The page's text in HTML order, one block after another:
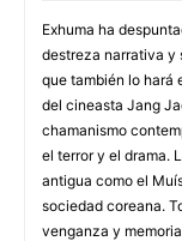
Exhuma ha
destreza narrativa y
que también lo hará
del cineasta Jang
chamanismo
el terror y el drama.
antigua como el
sociedad coreana.
venganza y